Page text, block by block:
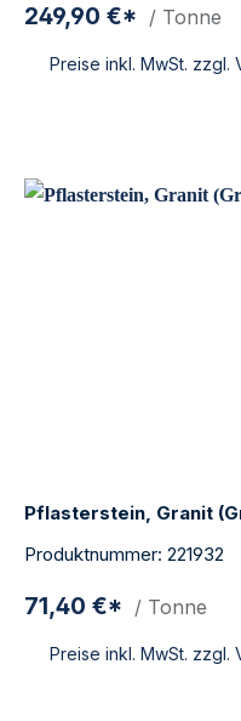
249,90 €* / Tonne
Preise inkl. MwSt. zzgl.
Pflasterstein, Granit
Produktnummer: 221932
71,40 €* / Tonne
Preise inkl. MwSt. zzgl.